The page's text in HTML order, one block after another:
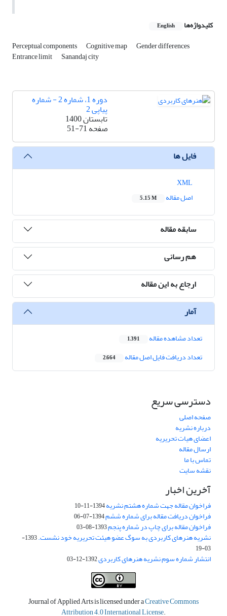
کلیدواژه‌ها English
Perceptual components Cognitive map Gender differences
Entrance limit Sanandaj city
دوره 1، شماره 2 - شماره
پیاپی 2
تابستان 1400
صفحه51-71
فایل ها
اصل مقاله
5.15 M
سابقه مقاله
هم رسانی
ارجاع به این مقاله
آمار
تعداد مشاهده مقاله 1,391
تعداد دریافت فایل اصل مقاله 2,664
دسترسی سریع
صفحه اصلی
درباره نشریه
اعضای هیات تحریریه
ارسال مقاله
تماس با ما
نقشه سایت
آخرین اخبار
فراخوان مقاله جهت شماره هشتم نشریه1394-11-10
فراخوان دریافت مقاله برای شماره ششم1394-07-06
فراخوان مقاله برای چاپ در شماره پنجم1393-08-03
نشریه هنرهای کاربردی به سوگ عضو هیئت تحریریه خود نشست.
1393-
03-19
انتشار شماره سوم نشریه هنرهای کاربردی1392-12-03
Journal of Applied Arts is licensed under aCreative Commons
Attribution 4.0 International License.